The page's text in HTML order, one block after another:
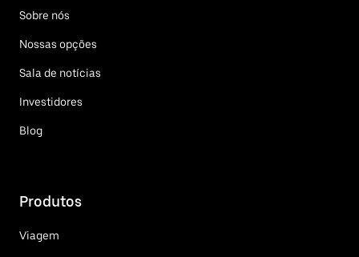
Sobre nós
Nossas opções
Sala de notícias
Investidores
Blog
Produtos
Viagem